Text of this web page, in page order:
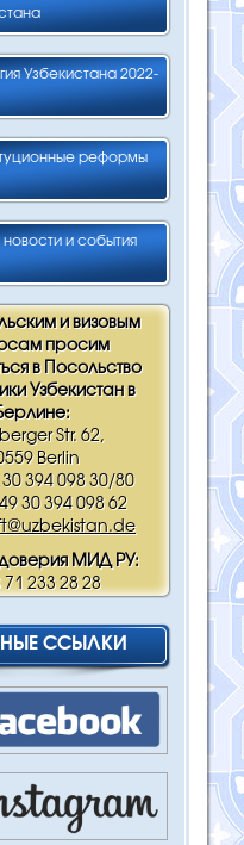
Узбекистана 2022-
реформы
и события
и визовым
просим
в Посольство
Узбекистан в
Str. 62,
Berlin
30 394 098 30/80
30 394 098 62
доверия МИД РУ:
71 233 28 28
ССЫЛКИ